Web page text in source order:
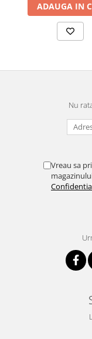
ADAUGA IN
Nu
Vreau sa